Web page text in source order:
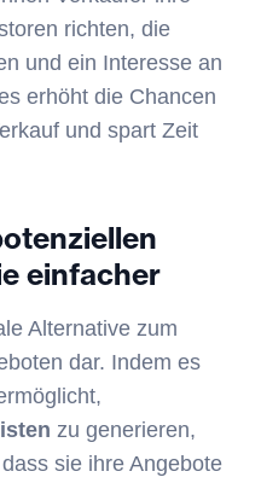
richten, die
und ein Interesse an
erhöht die Chancen
und spart Zeit
einfacher
Alternative zum
dar. Indem es
zu generieren,
sie ihre Angebote